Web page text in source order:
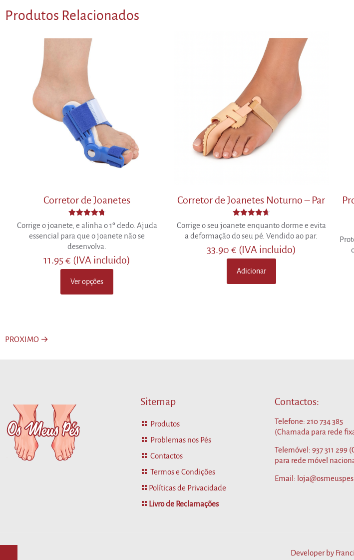
options
Produtos Relacionados
Corretor de Joanetes
Avaliação
4.73
de 5
Corrige o joanete, e alinha o 1º dedo. Ajuda
essencial para que o joanete não se
desenvolva.
11.95€ (IVA incluido)
Ver opções
This
product
product
page
Corretor de Joanetes Noturno – Par
Avaliação
4.64
de 5
Corrige o seu joanete enquanto dorme e evita
a deformação do seu pé. Vendido ao par.
33.90 € (IVA incluido)
Adicionar
PROXIMO →
Sitemap
Produtos
Problemas nos Pés
Contactos
Termos e Condições
Políticas de Privacidade
Livro de Reclamações
Contactos:
Telefone: 210 734 385
(Chamada para rede
Telemóvel: 937 311 299
para rede móvel
Email:
Developer by